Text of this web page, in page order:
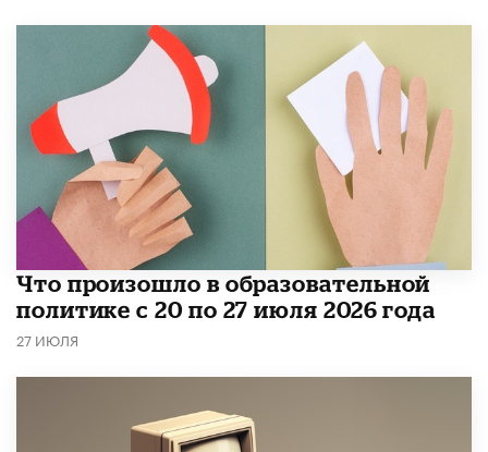
​Что произошло в образовательной
политике с 20 по 27 июля 2026 года
27 ИЮЛЯ